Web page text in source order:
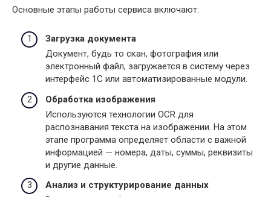
Основные этапы работы сервиса включают:
Загрузка документа
Документ, будь то скан, фотография или
электронный файл, загружается в систему через
интерфейс 1С или автоматизированные модули.
Обработка изображения
Используются технологии OCR для
распознавания текста на изображении. На этом
этапе программа определяет области с важной
информацией — номера, даты, суммы, реквизиты
и другие данные.
Анализ и структурирование данных